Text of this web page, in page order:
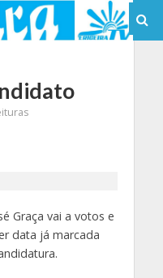
Graça vai a votos e
data já marcada